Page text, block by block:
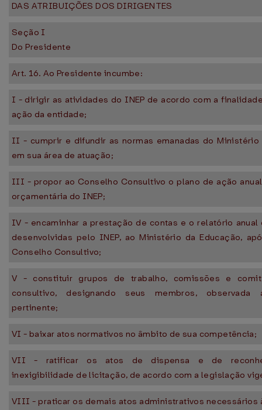
DAS ATRIBUIÇÕES DOS DIRIGENTES
Seção I
Do Presidente
Art. 16. Ao Presidente incumbe:
I - dirigir as atividades do INEP de acordo com a
ação da entidade;
II - cumprir e difundir as normas emanadas do Ministério
em sua área de atuação;
III - propor ao Conselho Consultivo o plano de ação
orçamentária do INEP;
IV - encaminhar a prestação de contas e o relatório
desenvolvidas pelo INEP, ao Ministério da Educação,
Conselho Consultivo;
V - constituir grupos de trabalho, comissões e
consultivo, designando seus membros, observada
pertinente;
VI - baixar atos normativos no âmbito de sua competência;
VII - ratificar os atos de dispensa e de
inexigibilidade de licitação, de acordo com a legislação
VIII - praticar os demais atos administrativos necessários